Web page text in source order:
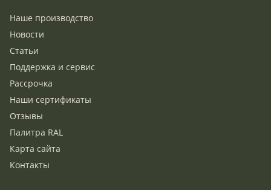
Наше производство
Новости
Статьи
Поддержка и сервис
Рассрочка
Наши сертификаты
Отзывы
Палитра RAL
Карта сайта
Контакты